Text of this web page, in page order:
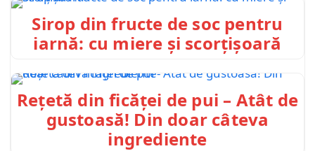
Sirop din fructe de soc pentru
iarnă: cu miere și scorțișoară
Rețetă din ficăței de pui – Atât de
gustoasă! Din doar câteva
ingrediente